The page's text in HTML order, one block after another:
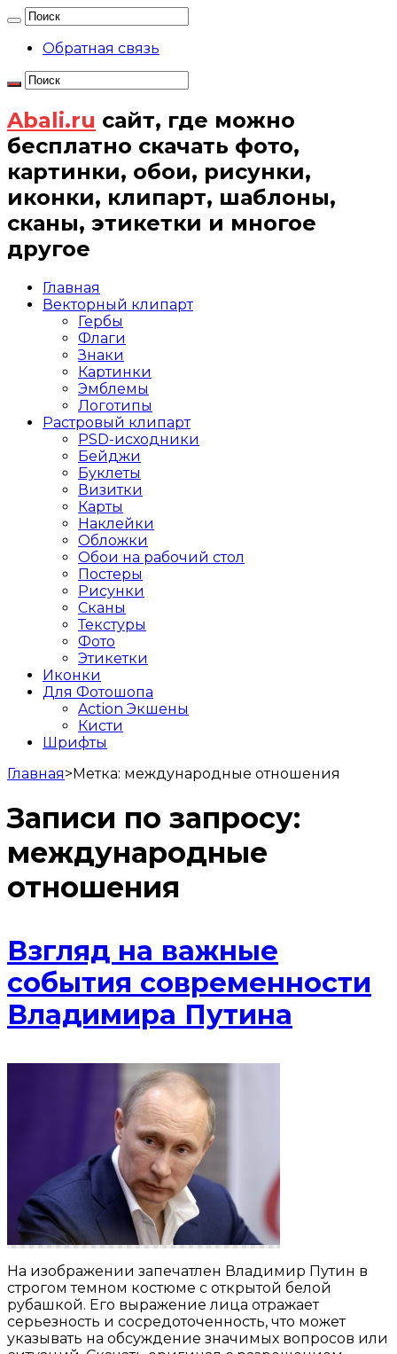
Обратная связь
Abali.ru сайт, где можно
бесплатно скачать фото,
картинки, обои, рисунки,
иконки, клипарт, шаблоны,
сканы, этикетки и многое
другое
Главная
Векторный клипарт
Гербы
Флаги
Знаки
Картинки
Эмблемы
Логотипы
Растровый клипарт
PSD-исходники
Бейджи
Буклеты
Визитки
Карты
Наклейки
Обложки
Обои на рабочий стол
Постеры
Рисунки
Сканы
Текстуры
Фото
Этикетки
Иконки
Для Фотошопа
Action Экшены
Кисти
Шрифты
Главная>Метка: международные отношения
Записи по запросу:
международные
отношения
Взгляд на важные
события современности
Владимира Путина
На изображении запечатлен Владимир Путин в
строгом темном костюме с открытой белой
рубашкой. Его выражение лица отражает
серьезность и сосредоточенность, что может
указывать на обсуждение значимых вопросов или